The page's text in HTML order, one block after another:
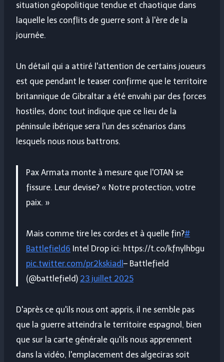
situation géopolitique tendue et chaotique dans
laquelle les conflits de guerre sont à l'ère de la
journée.
Un détail qui a attiré l'attention de certains joueurs
est que pendant le teaser confirme que le territoire
britannique de Gibraltar a été envahi par des forces
hostiles, donc tout indique que ce lieu de la
péninsule ibérique sera l'un des scénarios dans
lesquels nous nous battrons.
Pax Armata monte à mesure que l'OTAN se
fissure. Leur devise? « Notre protection, votre
paix. »
Mais comme tire les cordes et à quelle fin?#
Battlefield6 Intel Drop ici: https://t.co/kfnylhbgu
pic.twitter.com/pr2kskiadl – Battlefield
(@battlefield) 23 juillet 2025
D'après ce qu'ils nous ont appris, il ne semble pas
que la guerre atteindra le territoire espagnol, bien
que sur la carte générale qu'ils nous apprennent
dans la vidéo, l'emplacement des algeciras soit